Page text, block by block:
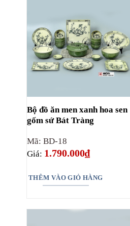
Bộ đồ ăn men xanh hoa sen
gốm sứ Bát Tràng
Mã: BD-18
Giá: 1.790.000₫
THÊM VÀO GIỎ HÀNG